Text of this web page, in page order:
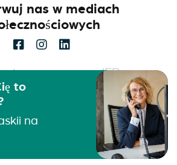
nas w mediach
stworzone przezJEP
to
na
Holenderski)
Polski